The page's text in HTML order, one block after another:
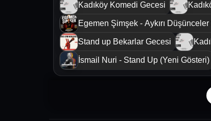
Kadıköy Komedi Gecesi
Egemen Şimşek - Aykırı
Stand up Bekarlar Gecesi
İsmail Nuri - Stand Up (Yeni Gösteri)